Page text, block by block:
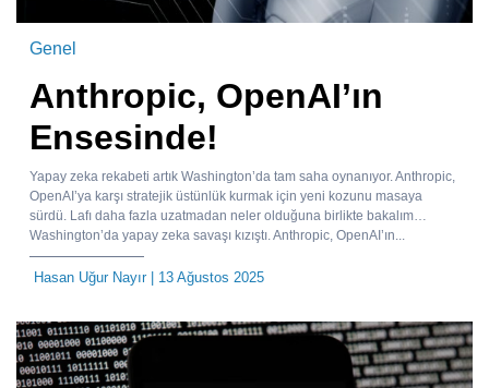
Genel
Anthropic, OpenAI’ın
Ensesinde!
Yapay zeka rekabeti artık Washington’da tam saha oynanıyor. Anthropic,
OpenAI’ya karşı stratejik üstünlük kurmak için yeni kozunu masaya
sürdü. Lafı daha fazla uzatmadan neler olduğuna birlikte bakalım…
Washington’da yapay zeka savaşı kızıştı. Anthropic, OpenAI’ın...
Hasan Uğur Nayır| 13 Ağustos 2025